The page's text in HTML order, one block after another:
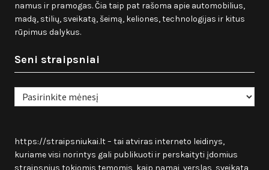
namus ir pramogas. Čia taip pat rašoma apie automobilius,
madą, stilių, sveikatą, šeimą, keliones, technologijas ir kitus
rūpimus dalykus.
Seni straipsniai
Seni
straipsniai
https://straipsniukai.lt– tai atviras interneto leidinys,
kuriame visi norintys gali publikuoti ir perskaityti įdomius